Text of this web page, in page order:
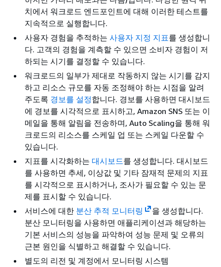
치에서 워크로드 엔드포인트에 대해 이러한 테스트를
지속적으로 실행합니다.
사용자 경험을 추적하는 사용자 지정 지표를 생성합니
다. 고객의 경험을 계측할 수 있으면 소비자 경험이 저
하되는 시기를 결정할 수 있습니다.
워크로드의 일부가 제대로 작동하지 않는 시기를 감지
하고 리소스 규모를 자동 조정해야 하는 시점을 알려
주도록 경보를 설정합니다. 경보를 사용하면 대시보드
에 경보를 시각적으로 표시하고, Amazon SNS 또는 이
메일을 통해 알림을 전송하며, Auto Scaling을 통해 워
크로드의 리소스를 스케일 업 또는 스케일 다운할 수
있습니다.
지표를 시각화하는 대시보드를 생성합니다. 대시보드
를 사용하면 추세, 이상값 및 기타 잠재적 문제의 지표
를 시각적으로 표시하거나, 조사가 필요할 수 있는 문
제를 표시할 수 있습니다.
서비스에 대한 분산 추적 모니터링
을 생성합니다.
분산 모니터링을 사용하면 애플리케이션과 해당하는
기본 서비스의 성능을 파악하여 성능 문제 및 오류의
근본 원인을 식별하고 해결할 수 있습니다.
별도의 리전 및 계정에서 모니터링 시스템